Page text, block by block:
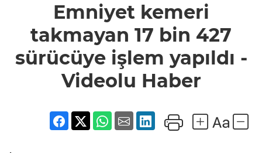
17 bin 427
sürücüye
işlem
yapıldı -
Videolu
Haber
Emniyet kemeri
takmayan 17 bin 427
sürücüye işlem yapıldı -
Videolu Haber